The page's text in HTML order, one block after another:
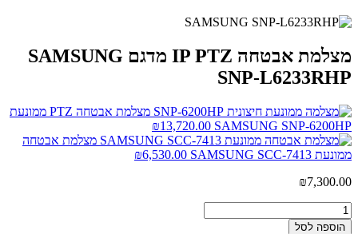
מצלמת אבטחה IP PTZ מדגם SAMSUNG
SNP-L6233RHP
מצלמת אבטחה PTZ ממונעת
SAMSUNG SNP-6200HP
₪13,720.00
מצלמת אבטחה
ממונעת SAMSUNG SCC-7413
₪6,530.00
₪7,300.00
הוספה לסל